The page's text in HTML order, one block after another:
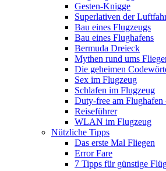
Gesten-Knigge
Superlativen der
Bau eines Flugzeugs
Bau eines Flughafens
Bermuda Dreieck
Mythen rund ums
Die geheimen
Sex im Flugzeug
Schlafen im Flugzeug
Duty-free am Flughafen
Reiseführer
WLAN im Flugzeug
Nützliche Tipps
Das erste Mal Fliegen
Error Fare
7 Tipps für günstige